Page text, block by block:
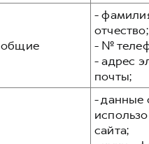
общие
-
отчество;
- №
- адрес
почты;
- данные
сайта;